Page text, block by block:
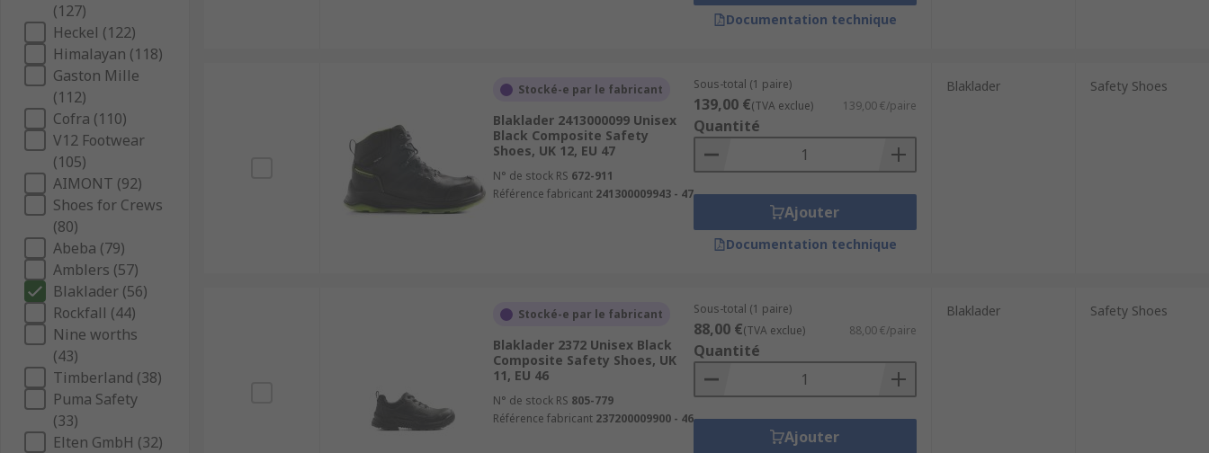
(127)
Heckel (122)
Himalayan (118)
Gaston Mille
(112)
Cofra (110)
V12 Footwear
(105)
AIMONT (92)
Shoes for Crews
(80)
Abeba (79)
Amblers (57)
Blaklader (56)
Rockfall (44)
Nine worths
(43)
Timberland (38)
Puma Safety
(33)
Elten GmbH (32)
Documentation technique
Stocké-e par le fabricant
Blaklader 2413000099 Unisex
Black Composite Safety
Shoes, UK 12, EU 47
N° de stock RS 672-911
Référence fabricant 241300009943 - 47
Sous-total (1 paire)
139,00 €(TVA exclue) 139,00 €/paire
Quantité
Ajouter
Documentation technique
Blaklader Safety Shoes
Stocké-e par le fabricant
Blaklader 2372 Unisex Black
Composite Safety Shoes, UK
11, EU 46
N° de stock RS 805-779
Référence fabricant 237200009900 - 46
Sous-total (1 paire)
88,00 €(TVA exclue) 88,00 €/paire
Quantité
Ajouter
Blaklader Safety Shoes